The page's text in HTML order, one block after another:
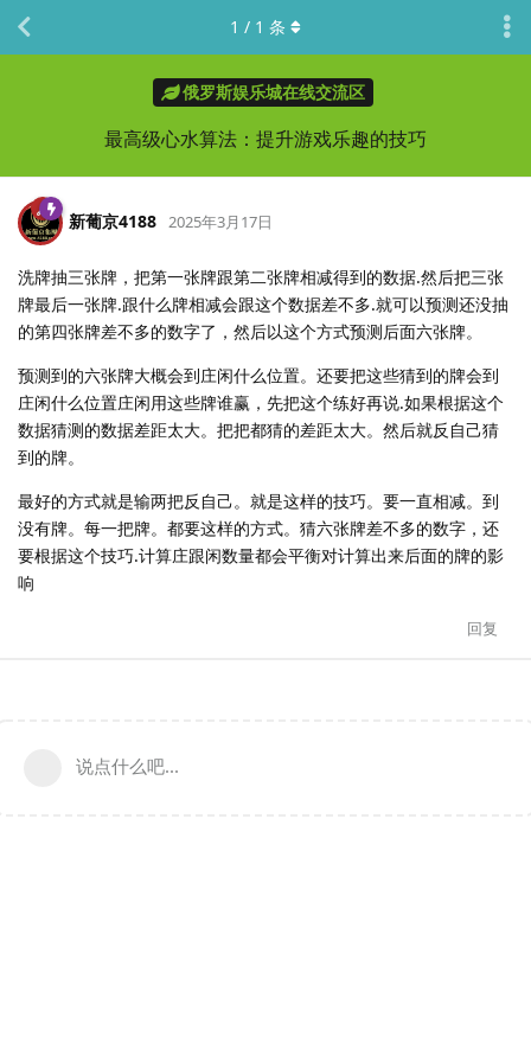
俄罗斯娱乐城在线交流区
最高级心水算法：提升游戏乐趣的技巧
1 / 1 条
新葡京4188 2025年3月17日
洗牌抽三张牌，把第一张牌跟第二张牌相减得到的数据.然后把三张
牌最后一张牌.跟什么牌相减会跟这个数据差不多.就可以预测还没抽
的第四张牌差不多的数字了，然后以这个方式预测后面六张牌。
预测到的六张牌大概会到庄闲什么位置。还要把这些猜到的牌会到
庄闲什么位置庄闲用这些牌谁赢，先把这个练好再说.如果根据这个
数据猜测的数据差距太大。把把都猜的差距太大。然后就反自己猜
到的牌。
最好的方式就是输两把反自己。就是这样的技巧。要一直相减。到
没有牌。每一把牌。都要这样的方式。猜六张牌差不多的数字，还
要根据这个技巧.计算庄跟闲数量都会平衡对计算出来后面的牌的影
响
回复
说点什么吧...